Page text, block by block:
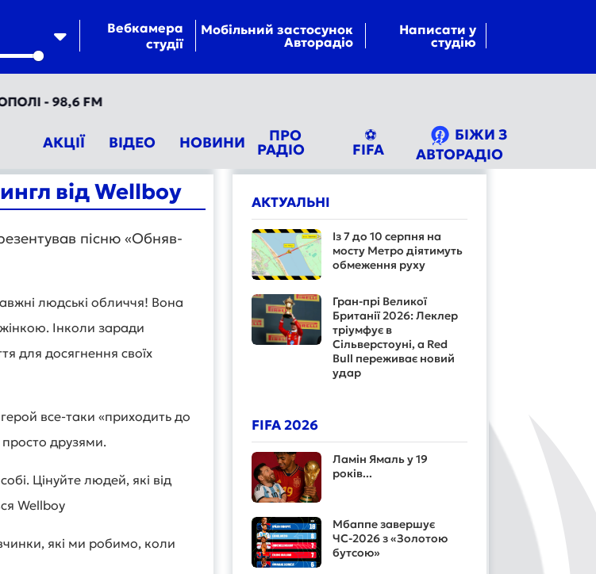
Вебкамера
студії
Мобільний застосунок
Авторадіо
Написати у
студію
- 98,6 FM
АКЦІЇ ВІДЕО НОВИНИ ПРО
РАДІО
⚽
FIFA
БІЖИ З
АВТОРАДІО
від Wellboy
пісню «Обняв-
людські обличчя! Вона
Інколи заради
для досягнення своїх
все-таки «приходить до
друзями.
Цінуйте людей, які від
Wellboy
які ми робимо, коли
АКТУАЛЬНІ
Із 7 до 10 серпня на
мосту Метро діятимуть
обмеження руху
Гран-прі Великої
Британії 2026: Леклер
тріумфує в
Сільверстоуні, а Red
Bull переживає новий
удар
FIFA 2026
Ламін Ямаль у 19
років...
Мбаппе завершує
ЧС-2026 з «Золотою
бутсою»